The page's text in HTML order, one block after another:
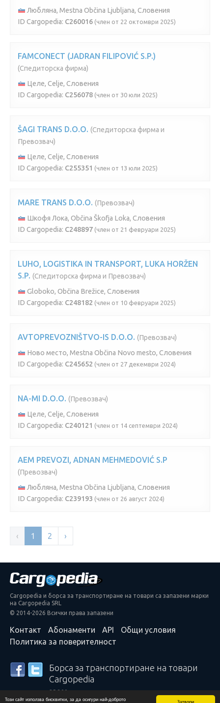
Затвори
Този сайт използва бисквитки, за да осигури най-доброто
Любляна, Mestna Občina Ljubljana, Словения
ID Cargopedia: C260016 (член от 22 октомври 2025)
FAMCONECT (JADRAN FILIPOVIĆ S.P.)
(Спедиторска фирма)
Целе, Celje, Словения
ID Cargopedia: C256078 (член от 30 юли 2025)
ŠAGI TRANS D.O.O. (Спедиторска фирма и
Превозвач)
Целе, Celje, Словения
ID Cargopedia: C255351 (член от 13 юли 2025)
MARE TRANS D.O.O. (Превозвач)
Шкофя Лока, Občina Škofja Loka, Словения
ID Cargopedia: C248897 (член от 21 февруари 2025)
LUHO, LOGISTIKA IN TRANSPORT, LUKA HORŽEN
S.P. (Спедиторска фирма и Превозвач)
Globoko, Občina Brežice, Словения
ID Cargopedia: C248182 (член от 10 февруари 2025)
AVTOPREVOZNIŠTVO-IS D.O.O. (Превозвач)
Ново место, Mestna Občina Novo mesto, Словения
ID Cargopedia: C245652 (член от 27 декември 2024)
NA-MI D.O.O. (Превозвач)
Целе, Celje, Словения
ID Cargopedia: C240121 (член от 14 септември 2024)
AEM PREVOZI, ADNAN MEHMEDOVIĆ S.P
(Превозвач)
Любляна, Mestna Občina Ljubljana, Словения
ID Cargopedia: C239193 (член от 26 август 2024)
‹ 1 2 ›
Cargopedia и борса за транспортиране на товари са запазени марки
на Cargopedia SRL
© 2014-2026 Всички права запазени
Контакт Абонаменти API
Общи условия
Политика за поверителност
Борса за транспортиране на товари
Cargopedia
25 300 превозвача и спедитори от целия свят
разчитат на нашите услуги